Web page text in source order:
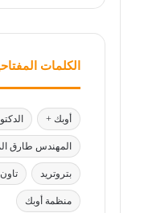
الكلمات
أوبك +
المهندس طارق
بتروتريد
منظمة أوبك